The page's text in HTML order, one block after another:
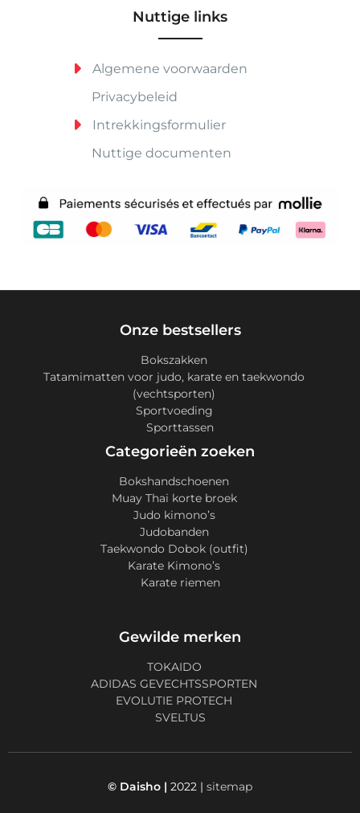
Nuttige links
Algemene voorwaarden
Privacybeleid
Intrekkingsformulier
Nuttige documenten
Onze bestsellers
Bokszakken
Tatamimatten voor judo, karate en taekwondo
(vechtsporten)
Sportvoeding
Sporttassen
Categorieën zoeken
Bokshandschoenen
Muay Thai korte broek
Judo kimono’s
Judobanden
Taekwondo Dobok (outfit)
Karate Kimono’s
Karate riemen
Gewilde merken
TOKAIDO
ADIDAS GEVECHTSSPORTEN
EVOLUTIE PROTECH
SVELTUS
© Daisho | 2022 | sitemap